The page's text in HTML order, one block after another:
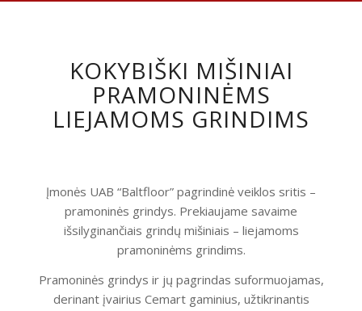
KOKYBIŠKI MIŠINIAI
PRAMONINĖMS
LIEJAMOMS GRINDIMS
Įmonės UAB “Baltfloor” pagrindinė veiklos sritis –
pramoninės grindys. Prekiaujame savaime
išsilyginančiais grindų mišiniais – liejamoms
pramoninėms grindims.
Pramoninės grindys ir jų pagrindas suformuojamas,
derinant įvairius Cemart gaminius, užtikrinantis